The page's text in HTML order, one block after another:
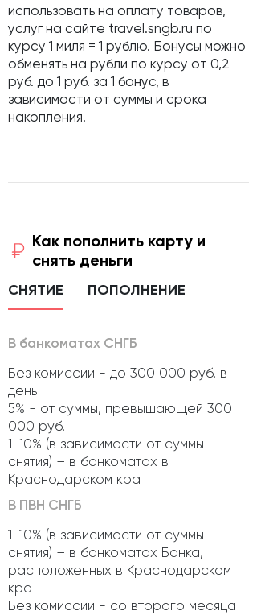
использовать на оплату товаров,
услуг на сайте travel.sngb.ru по
курсу 1 миля = 1 рублю. Бонусы можно
обменять на рубли по курсу от 0,2
руб. до 1 руб. за 1 бонус, в
зависимости от суммы и срока
накопления.
Как пополнить карту и
снять деньги
СНЯТИЕ ПОПОЛНЕНИЕ
В банкоматах СНГБ
Без комиссии - до 300 000 руб. в
день
5% - от суммы, превышающей 300
000 руб.
1-10% (в зависимости от суммы
снятия) – в банкоматах в
Краснодарском кра
В ПВН СНГБ
1-10% (в зависимости от суммы
снятия) – в банкоматах Банка,
расположенных в Краснодарском
кра
Без комиссии - со второго месяца